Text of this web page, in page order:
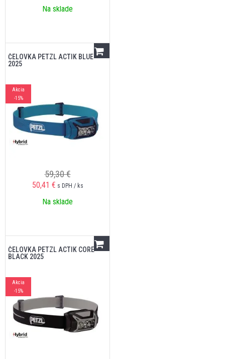
Na sklade
ČELOVKA PETZL ACTIK BLUE
2025
Akcia
-15%
59,30 €
50,41 € s DPH / ks
Na sklade
ČELOVKA PETZL ACTIK CORE
BLACK 2025
Akcia
-15%